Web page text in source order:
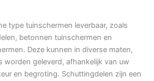
type tuinschermen leverbaar, zoals
betonnen tuinschermen en
Deze kunnen in diverse maten,
worden geleverd, afhankelijk van uw
en begroting. Schuttingdelen zijn een